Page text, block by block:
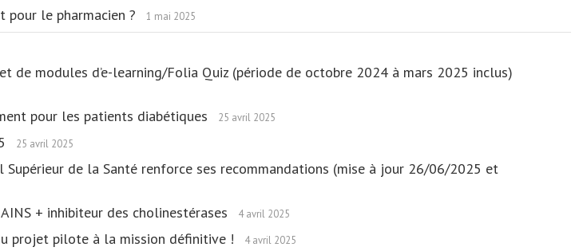
pour le pharmacien ? 1 mai 2025
de modules d’e-learning/Folia Quiz (période de octobre 2024 à mars 2025 inclus)
pour les patients diabétiques 25 avril 2025
25 avril 2025
de la Santé renforce ses recommandations (mise à jour 26/06/2025 et
+ inhibiteur des cholinestérases 4 avril 2025
projet pilote à la mission définitive ! 4 avril 2025